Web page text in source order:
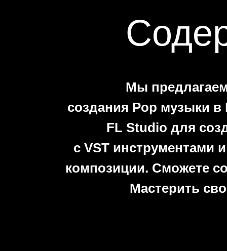
Мы
создания Pop музыки в
FL Studio для
с VST
композиции. Сможете
Мастерить